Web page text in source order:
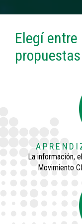
Elegí
La información,
Movimiento